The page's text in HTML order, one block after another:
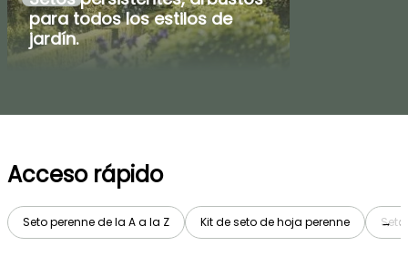
para todos los estilos de
jardín.
Acceso rápido
Seto perenne de la A a la Z Kit de seto de hoja perenne →